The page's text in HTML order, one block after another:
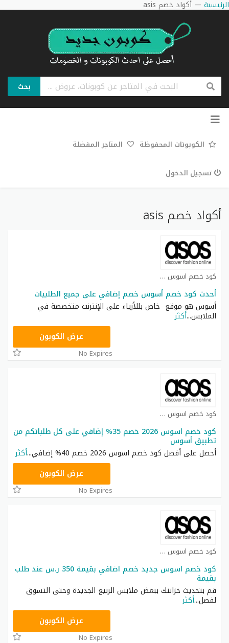
الرئيسية — أكواد خصم asis
بحث
تخطي
الكوبونات المحفوظة المتاجر المفضلة
تسجيل الدخول
أكواد خصم asis
كود خصم اسوس كوبون
أحدث كود خصم أسوس خصم إضافي على جميع الطلبيات
أسوس هو موقع خاص بللأزياء على الإنترنت متخصصة في
الملابس...أكثر
TOP25عرض الكوبون
No Expires
كود خصم اسوس كوبون
كود خصم اسوس 2026 خصم 35% إضافي على كل طلباتكم من
تطبيق أسوس
أحصل على أفضل كود خصم اسوس 2026 خصم 40% إضافي
...أكثر
TOP25عرض الكوبون
No Expires
كود خصم اسوس كوبون
كود خصم اسوس جديد خصم اضافي بقيمة 350 ر.س عند طلب
بقيمة
قم بتحديث خزانتك ببعض ملابس الربيع الجديدة وحتى التسوق
لفصل...أكثر
TOP25عرض الكوبون
No Expires